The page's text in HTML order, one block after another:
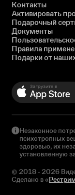
Контакты
Активировать
Подарочный
Документы
Правила
Подарки от
Незаконное
психотропных
здоровью, их
установленную
© 2018 - 2026
Сделано в «